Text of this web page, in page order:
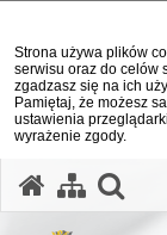
Strona używa plików
serwisu oraz do celów
zgadzasz się na ich
Pamiętaj, że możesz
ustawienia
wyrażenie zgody.